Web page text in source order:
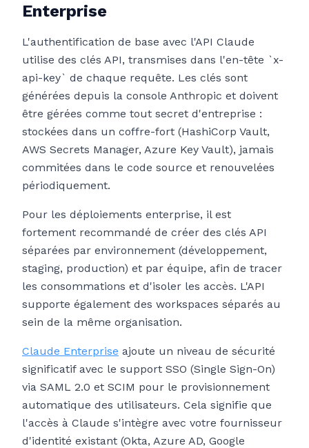
Enterprise
L'authentification de base avec l'API Claude
utilise des clés API, transmises dans l'en-tête `x-
api-key` de chaque requête. Les clés sont
générées depuis la console Anthropic et doivent
être gérées comme tout secret d'entreprise :
stockées dans un coffre-fort (HashiCorp Vault,
AWS Secrets Manager, Azure Key Vault), jamais
commitées dans le code source et renouvelées
périodiquement.
Pour les déploiements enterprise, il est
fortement recommandé de créer des clés API
séparées par environnement (développement,
staging, production) et par équipe, afin de tracer
les consommations et d'isoler les accès. L'API
supporte également des workspaces séparés au
sein de la même organisation.
Claude Enterprise ajoute un niveau de sécurité
significatif avec le support SSO (Single Sign-On)
via SAML 2.0 et SCIM pour le provisionnement
automatique des utilisateurs. Cela signifie que
l'accès à Claude s'intègre avec votre fournisseur
d'identité existant (Okta, Azure AD, Google